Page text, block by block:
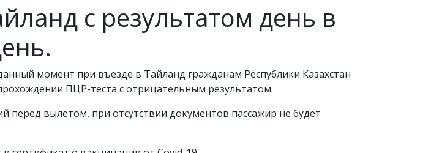
с результатом день в
момент при въезде в Тайланд гражданам Республики Казахстан
ПЦР-теста с отрицательным результатом.
вылетом, при отсутствии документов пассажир не будет